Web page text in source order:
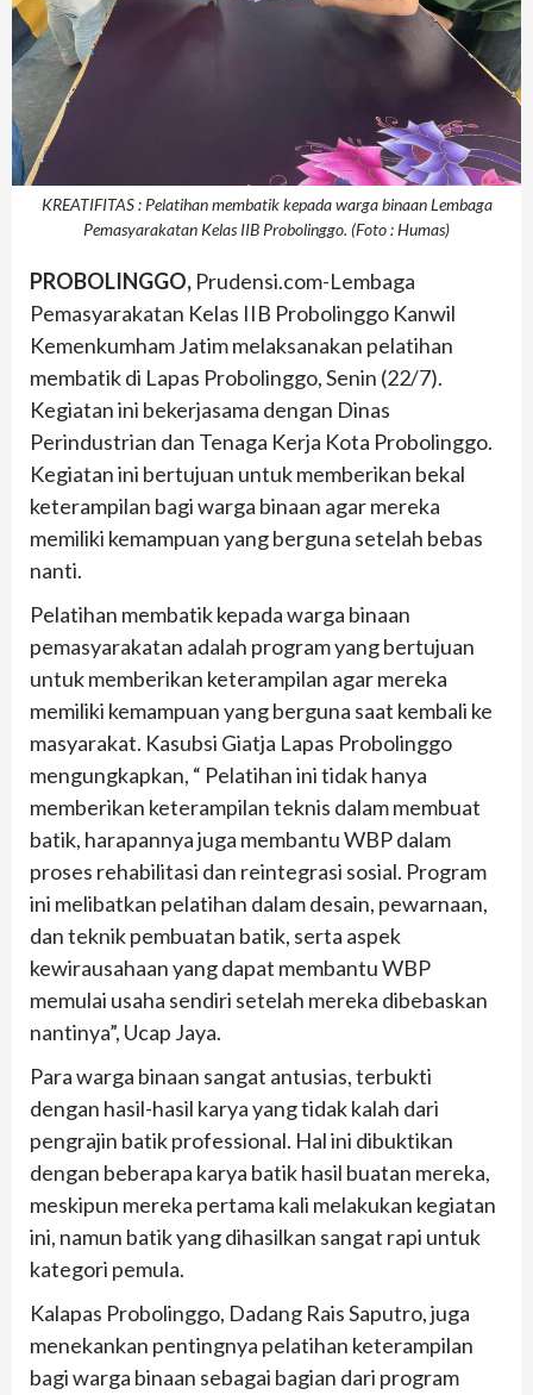
KREATIFITAS : Pelatihan membatik kepada warga binaan Lembaga
Pemasyarakatan Kelas IIB Probolinggo. (Foto : Humas)
PROBOLINGGO, Prudensi.com-Lembaga
Pemasyarakatan Kelas IIB Probolinggo Kanwil
Kemenkumham Jatim melaksanakan pelatihan
membatik di Lapas Probolinggo, Senin (22/7).
Kegiatan ini bekerjasama dengan Dinas
Perindustrian dan Tenaga Kerja Kota Probolinggo.
Kegiatan ini bertujuan untuk memberikan bekal
keterampilan bagi warga binaan agar mereka
memiliki kemampuan yang berguna setelah bebas
nanti.
Pelatihan membatik kepada warga binaan
pemasyarakatan adalah program yang bertujuan
untuk memberikan keterampilan agar mereka
memiliki kemampuan yang berguna saat kembali ke
masyarakat. Kasubsi Giatja Lapas Probolinggo
mengungkapkan, “ Pelatihan ini tidak hanya
memberikan keterampilan teknis dalam membuat
batik, harapannya juga membantu WBP dalam
proses rehabilitasi dan reintegrasi sosial. Program
ini melibatkan pelatihan dalam desain, pewarnaan,
dan teknik pembuatan batik, serta aspek
kewirausahaan yang dapat membantu WBP
memulai usaha sendiri setelah mereka dibebaskan
nantinya”, Ucap Jaya.
Para warga binaan sangat antusias, terbukti
dengan hasil-hasil karya yang tidak kalah dari
pengrajin batik professional. Hal ini dibuktikan
dengan beberapa karya batik hasil buatan mereka,
meskipun mereka pertama kali melakukan kegiatan
ini, namun batik yang dihasilkan sangat rapi untuk
kategori pemula.
Kalapas Probolinggo, Dadang Rais Saputro, juga
menekankan pentingnya pelatihan keterampilan
bagi warga binaan sebagai bagian dari program